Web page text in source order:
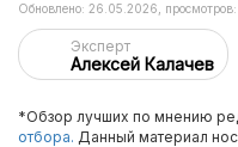
Эксперт
Алексей Калачев
Обновлено: 26.05.2026, просмотров:
*Обзор лучших по мнению
отбора. Данный материал